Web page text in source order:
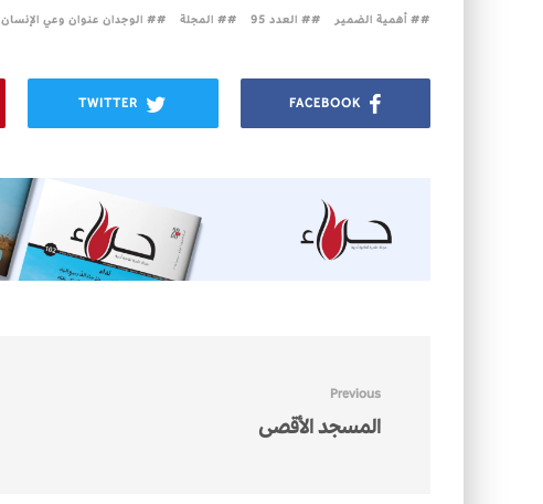
# أهمية الضمير # العدد 95 # المجلة # الوجدان عنوان وعي الإنسان
FACEBOOK
TWITTER
Previous
المسجد الأقصى